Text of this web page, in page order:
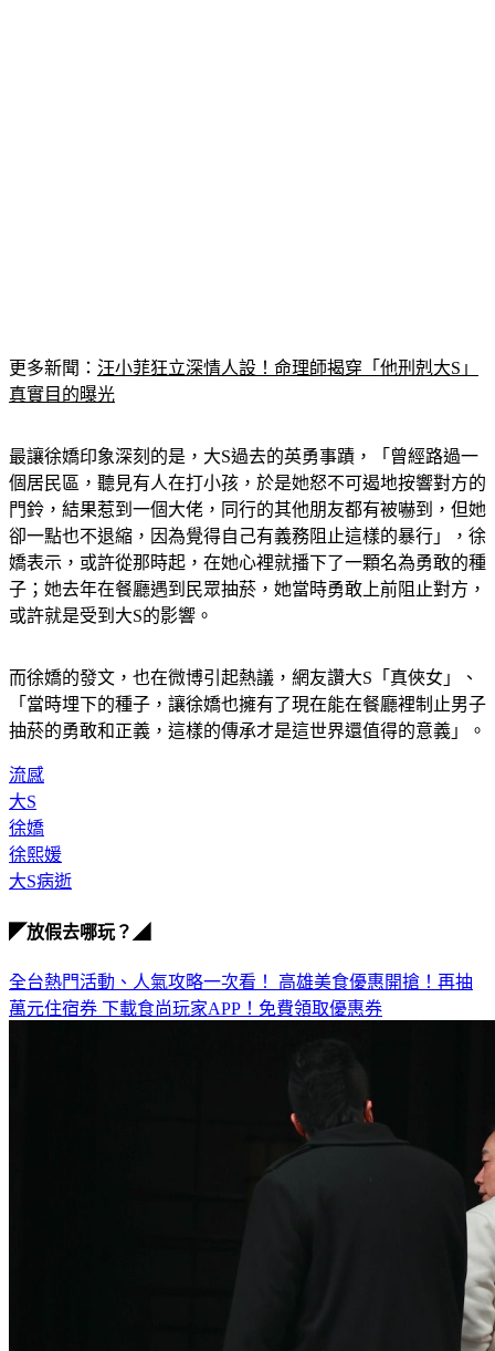
更多新聞： 汪小菲狂立深情人設！命理師揭穿「他刑剋大S」
真實目的曝光
最讓徐嬌印象深刻的是，大S過去的英勇事蹟，「曾經路過一
個居民區，聽見有人在打小孩，於是她怒不可遏地按響對方的
門鈴，結果惹到一個大佬，同行的其他朋友都有被嚇到，但她
卻一點也不退縮，因為覺得自己有義務阻止這樣的暴行」，徐
嬌表示，或許從那時起，在她心裡就播下了一顆名為勇敢的種
子；她去年在餐廳遇到民眾抽菸，她當時勇敢上前阻止對方，
或許就是受到大S的影響。
而徐嬌的發文，也在微博引起熱議，網友讚大S「真俠女」、
「當時埋下的種子，讓徐嬌也擁有了現在能在餐廳裡制止男子
抽菸的勇敢和正義，這樣的傳承才是這世界還值得的意義」。
流感
大S
徐嬌
徐熙媛
大S病逝
◤放假去哪玩？◢
全台熱門活動、人氣攻略一次看！ 高雄美食優惠開搶！再抽
萬元住宿券 下載食尚玩家APP！免費領取優惠券